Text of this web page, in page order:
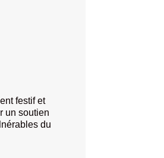
festif et
un soutien
du